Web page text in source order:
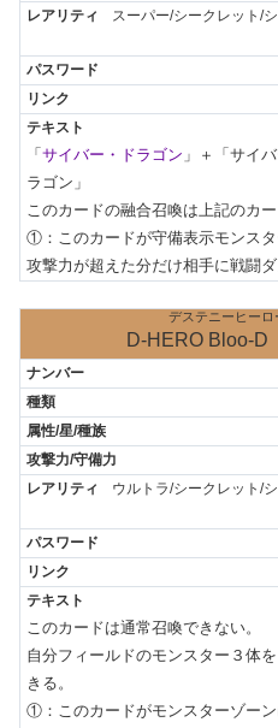
スーパー/シークレット/
「 サイバー・ドラゴン 」＋「サイ
ラゴン」
このカードの融合召喚は上記のカー
①：このカードが守備表示モンス
攻撃力が超えた分だけ相手に戦闘ダ
デステニーヒーロ
D-HERO Bloo-D
ウルトラ/シークレット/
このカードは通常召喚できない。
自分フィールドのモンスター３体
きる。
①：このカードがモンスターゾー